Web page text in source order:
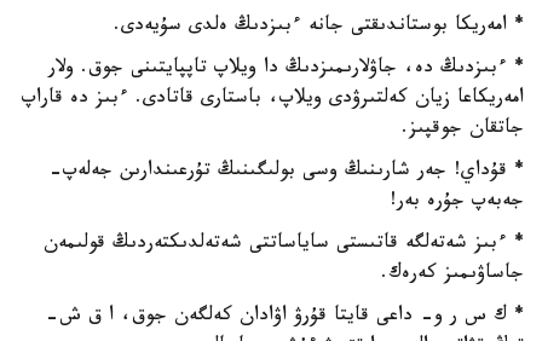
* امەريكا بوستاندىقتى جانە ءبىزدىڭ ەلدى سۇيەدى.
* ءبىزدىڭ دە، جاۋلارىمىزدىڭ دا ويلاپ تاپپايتىنى جوق. ولار
امەريكاعا زيان كەلتىرۋدى ويلاپ، باستارى قاتادى. ءبىز دە قاراپ
جاتقان جوقپىز.
* قۇداي! جەر شارىنىڭ وسى بولىگىنىڭ تۇرعىندارىن جەلەپ-
جەبەپ جۇرە بەر!
* ءبىز شەتەلگە قاتىستى ساياساتتى شەتەلدىكتەردىڭ قولىمەن
جاساۋىمىز كەرەك.
* ك س ر و- داعى قايتا قۇرۋ اۋادان كەلگەن جوق، ا ق ش-